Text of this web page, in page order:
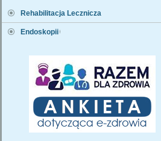
Rehabilitacja Lecznicza
Endoskopii